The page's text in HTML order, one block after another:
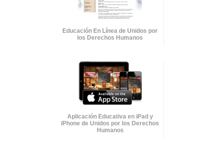
Educación En Línea de Unidos por
los Derechos Humanos
Aplicación Educativa en iPad y
iPhone de Unidos por los Derechos
Humanos